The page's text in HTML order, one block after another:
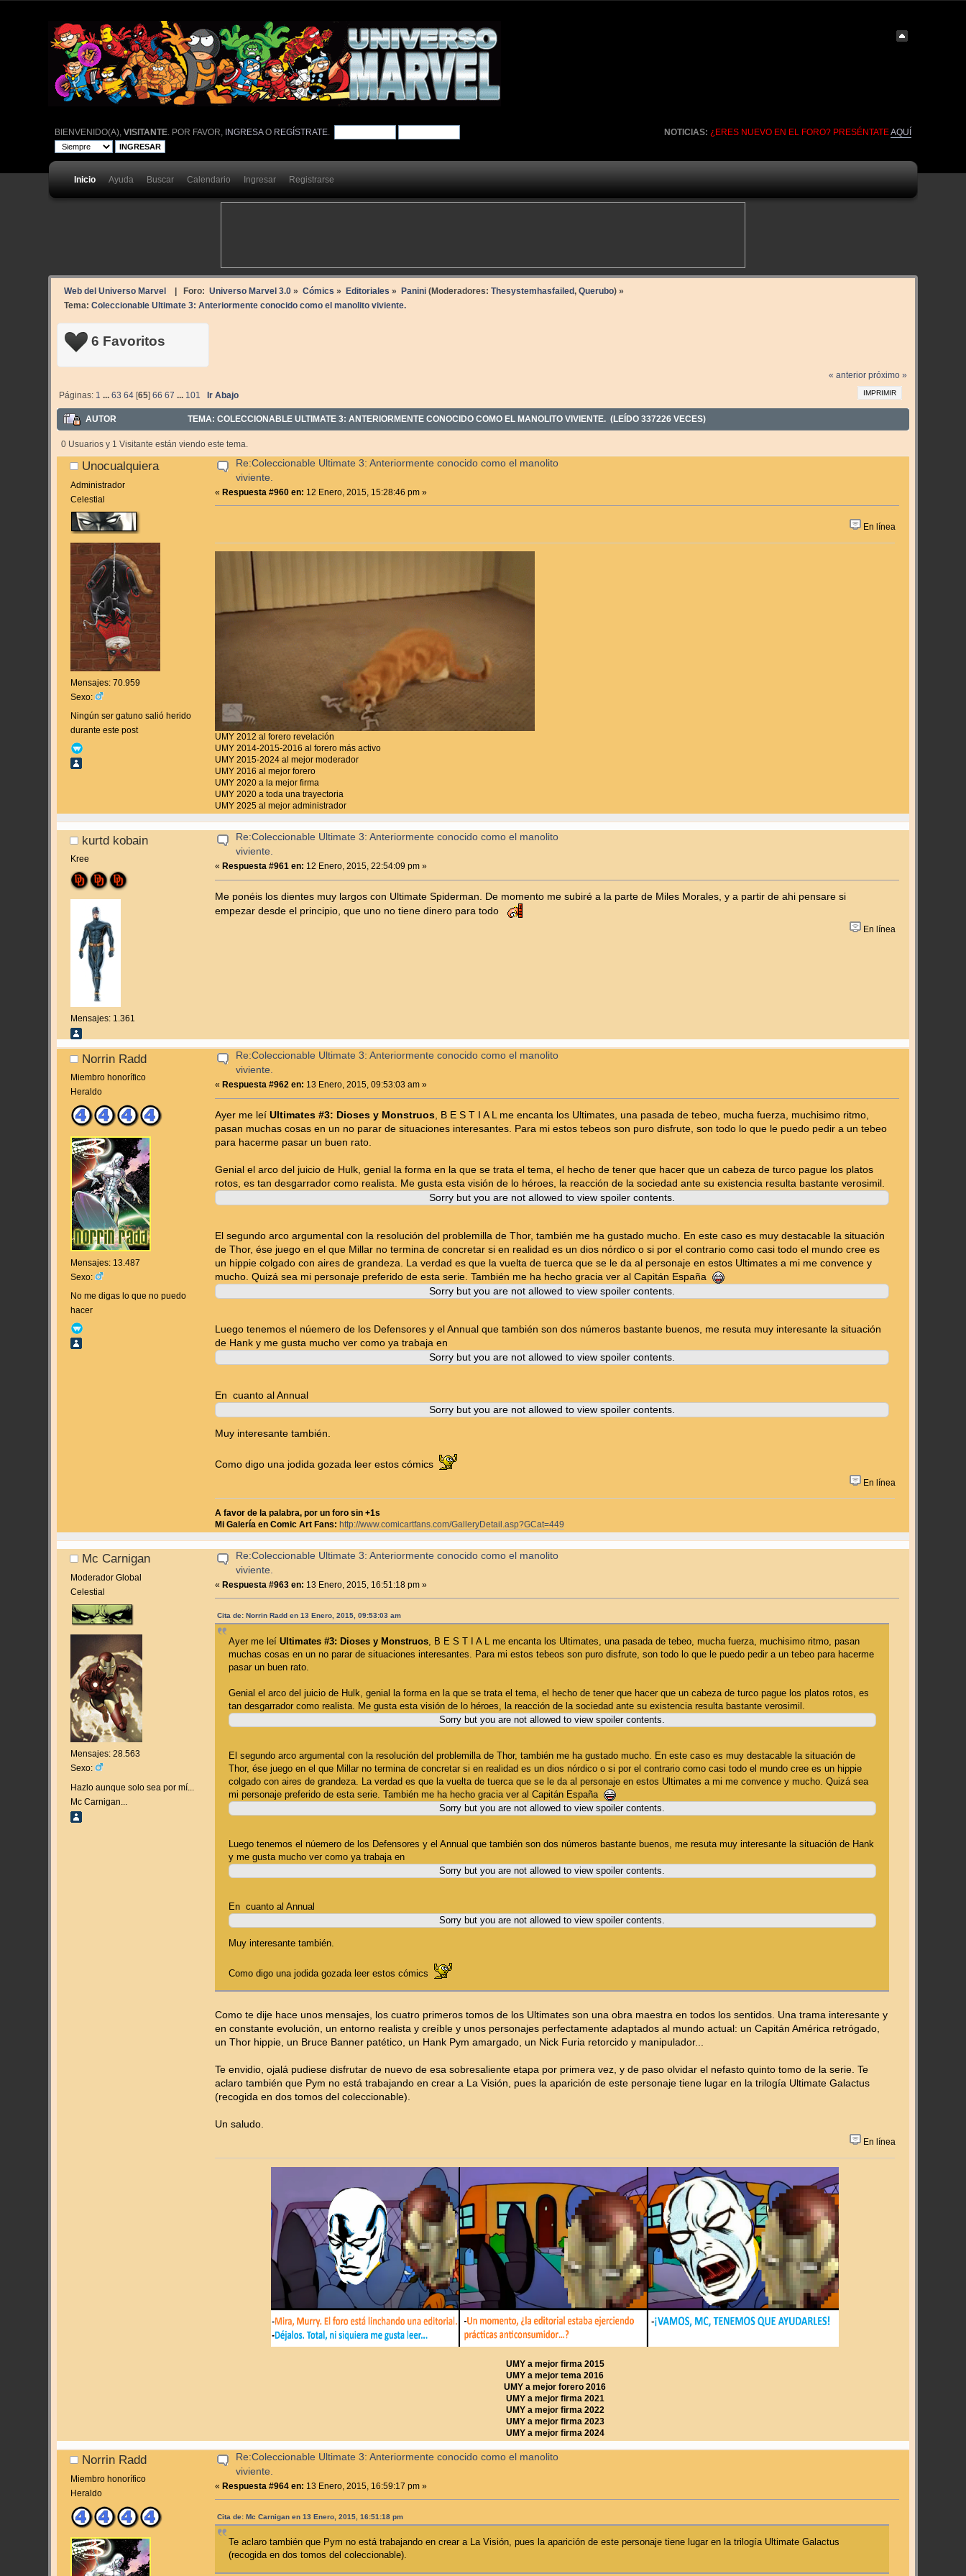
NOTICIAS: ¿ERES NUEVO EN EL FORO? PRESÉNTATEAQUÍ
BIENVENIDO(A), VISITANTE. POR FAVOR, INGRESAO REGÍSTRATE.
Inicio Ayuda Buscar Calendario Ingresar Registrarse
Web del Universo Marvel | Foro: Universo Marvel 3.0» Cómics » Editoriales » Panini(Moderadores: Thesystemhasfailed, Querubo) »
Tema:Coleccionable Ultimate 3: Anteriormente conocido como el manolito viviente.
6 Favoritos
« anterior próximo »
IMPRIMIR
Páginas: 1 ... 63 64[65] 66 67 ... 101 Ir Abajo
AUTOR TEMA: COLECCIONABLE ULTIMATE 3: ANTERIORMENTE CONOCIDO COMO EL MANOLITO VIVIENTE. (LEÍDO 337226 VECES)
0 Usuarios y 1 Visitante están viendo este tema.
Unocualquiera
Administrador
Celestial
Mensajes: 70.959
Sexo:
Ningún ser gatuno salió herido
durante este post
Re:Coleccionable Ultimate 3: Anteriormente conocido como el manolito
viviente.
«Respuesta #960 en: 12 Enero, 2015, 15:28:46 pm »
En línea
UMY 2012 al forero revelación
UMY 2014-2015-2016 al forero más activo
UMY 2015-2024 al mejor moderador
UMY 2016 al mejor forero
UMY 2020 a la mejor firma
UMY 2020 a toda una trayectoria
UMY 2025 al mejor administrador
kurtd kobain
Kree
Mensajes: 1.361
Re:Coleccionable Ultimate 3: Anteriormente conocido como el manolito
viviente.
« Respuesta #961 en: 12 Enero, 2015, 22:54:09 pm »
Me ponéis los dientes muy largos con Ultimate Spiderman. De momento me subiré a la parte de Miles Morales, y a partir de ahi pensare si
empezar desde el principio, que uno no tiene dinero para todo
En línea
Norrin Radd
Miembro honorífico
Heraldo
Mensajes: 13.487
Sexo:
No me digas lo que no puedo
hacer
Re:Coleccionable Ultimate 3: Anteriormente conocido como el manolito
viviente.
« Respuesta #962 en: 13 Enero, 2015, 09:53:03 am »
Ayer me leíUltimates #3: Dioses y Monstruos, B E S T I A L me encanta los Ultimates, una pasada de tebeo, mucha fuerza, muchisimo ritmo,
pasan muchas cosas en un no parar de situaciones interesantes. Para mi estos tebeos son puro disfrute, son todo lo que le puedo pedir a un tebeo
para hacerme pasar un buen rato.
Genial el arco del juicio de Hulk, genial la forma en la que se trata el tema, el hecho de tener que hacer que un cabeza de turco pague los platos
rotos, es tan desgarrador como realista. Me gusta esta visión de lo héroes, la reacción de la sociedad ante su existencia resulta bastante verosimil.
Sorry but you are not allowed to view spoiler contents.
El segundo arco argumental con la resolución del problemilla de Thor, también me ha gustado mucho. En este caso es muy destacable la situación
de Thor, ése juego en el que Millar no termina de concretar si en realidad es un dios nórdico o si por el contrario como casi todo el mundo cree es
un hippie colgado con aires de grandeza. La verdad es que la vuelta de tuerca que se le da al personaje en estos Ultimates a mi me convence y
mucho. Quizá sea mi personaje preferido de esta serie. También me ha hecho gracia ver al Capitán España
Sorry but you are not allowed to view spoiler contents.
Luego tenemos el núemero de los Defensores y el Annual que también son dos números bastante buenos, me resuta muy interesante la situación
de Hank y me gusta mucho ver como ya trabaja en
Sorry but you are not allowed to view spoiler contents.
En cuanto al Annual
Sorry but you are not allowed to view spoiler contents.
Muy interesante también.
Como digo una jodida gozada leer estos cómics
En línea
A favor de la palabra, por un foro sin +1s
Mi Galería en Comic Art Fans: http://www.comicartfans.com/GalleryDetail.asp?GCat=449
Mc Carnigan
Moderador Global
Celestial
Mensajes: 28.563
Sexo:
Hazlo aunque solo sea por mí...
Mc Carnigan...
Re:Coleccionable Ultimate 3: Anteriormente conocido como el manolito
viviente.
« Respuesta #963 en: 13 Enero, 2015, 16:51:18 pm »
Cita de: Norrin Radd en 13 Enero, 2015, 09:53:03 am
Ayer me leí Ultimates #3: Dioses y Monstruos, B E S T I A L me encanta los Ultimates, una pasada de tebeo, mucha fuerza, muchisimo ritmo, pasan
muchas cosas en un no parar de situaciones interesantes. Para mi estos tebeos son puro disfrute, son todo lo que le puedo pedir a un tebeo para hacerme
pasar un buen rato.
Genial el arco del juicio de Hulk, genial la forma en la que se trata el tema, el hecho de tener que hacer que un cabeza de turco pague los platos rotos, es
tan desgarrador como realista. Me gusta esta visión de lo héroes, la reacción de la sociedad ante su existencia resulta bastante verosimil.
Sorry but you are not allowed to view spoiler contents.
El segundo arco argumental con la resolución del problemilla de Thor, también me ha gustado mucho. En este caso es muy destacable la situación de
Thor, ése juego en el que Millar no termina de concretar si en realidad es un dios nórdico o si por el contrario como casi todo el mundo cree es un hippie
colgado con aires de grandeza. La verdad es que la vuelta de tuerca que se le da al personaje en estos Ultimates a mi me convence y mucho. Quizá sea
mi personaje preferido de esta serie. También me ha hecho gracia ver al Capitán España
Sorry but you are not allowed to view spoiler contents.
Luego tenemos el núemero de los Defensores y el Annual que también son dos números bastante buenos, me resuta muy interesante la situación de Hank
y me gusta mucho ver como ya trabaja en
Sorry but you are not allowed to view spoiler contents.
En cuanto al Annual
Sorry but you are not allowed to view spoiler contents.
Muy interesante también.
Como digo una jodida gozada leer estos cómics
Como te dije hace unos mensajes, los cuatro primeros tomos de los Ultimates son una obra maestra en todos los sentidos. Una trama interesante y
en constante evolución, un entorno realista y creíble y unos personajes perfectamente adaptados al mundo actual: un Capitán América retrógado,
un Thor hippie, un Bruce Banner patético, un Hank Pym amargado, un Nick Furia retorcido y manipulador...
Te envidio, ojalá pudiese disfrutar de nuevo de esa sobresaliente etapa por primera vez, y de paso olvidar el nefasto quinto tomo de la serie. Te
aclaro también que Pym no está trabajando en crear a La Visión, pues la aparición de este personaje tiene lugar en la trilogía Ultimate Galactus
(recogida en dos tomos del coleccionable).
Un saludo.
En línea
UMY a mejor firma 2015
UMY a mejor tema 2016
UMY a mejor forero 2016
UMY a mejor firma 2021
UMY a mejor firma 2022
UMY a mejor firma 2023
UMY a mejor firma 2024
Norrin Radd
Miembro honorífico
Heraldo
Re:Coleccionable Ultimate 3: Anteriormente conocido como el manolito
viviente.
«Respuesta #964 en: 13 Enero, 2015, 16:59:17 pm »
Cita de: Mc Carnigan en 13 Enero, 2015, 16:51:18 pm
Te aclaro también que Pym no está trabajando en crear a La Visión, pues la aparición de este personaje tiene lugar en la trilogía Ultimate Galactus
(recogida en dos tomos del coleccionable).